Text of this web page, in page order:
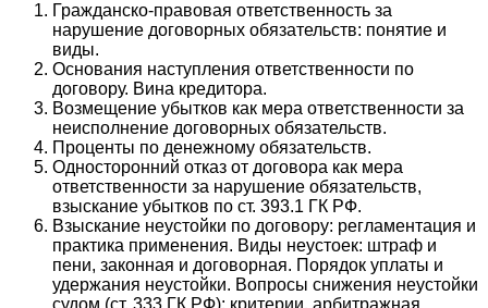
Гражданско-правовая ответственность за
нарушение договорных обязательств: понятие и
виды.
Основания наступления ответственности по
договору. Вина кредитора.
Возмещение убытков как мера ответственности за
неисполнение договорных обязательств.
Проценты по денежному обязательств.
Односторонний отказ от договора как мера
ответственности за нарушение обязательств,
взыскание убытков по ст. 393.1 ГК РФ.
Взыскание неустойки по договору: регламентация и
практика применения. Виды неустоек: штраф и
пени, законная и договорная. Порядок уплаты и
удержания неустойки. Вопросы снижения неустойки